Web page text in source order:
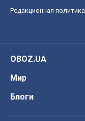
Редакционная политика
OBOZ.UA
Мир
Блоги